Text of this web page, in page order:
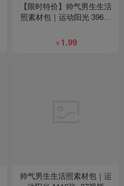
【限时特价】帅气男生生活
照素材包｜运动阳光 396张
￥ 1.99
帅气男生生活照素材包｜运